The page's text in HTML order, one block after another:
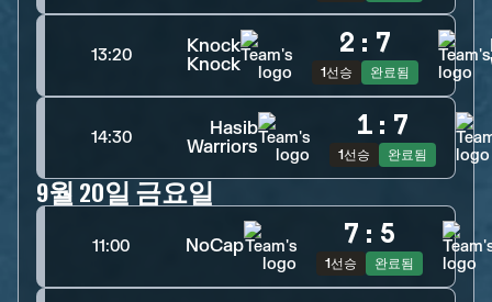
13:20
Knock
Knock
2 : 7
1선승 완료됨
14:30
Hasib
Warriors
1 : 7
1선승 완료됨
9월 20일 금요일
11:00 NoCap 7 : 5
1선승 완료됨